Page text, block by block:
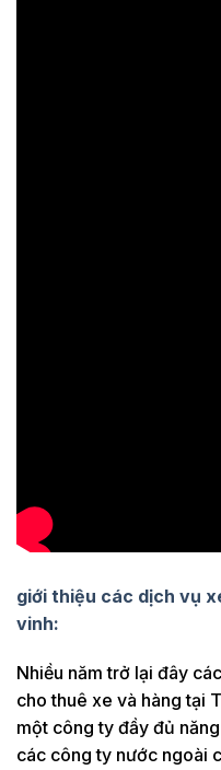
giới thiệu các dịch vụ
vinh:
Nhiều năm trở lại đây
cho thuê xe và hàng tại
một công ty đầy đủ
các công ty nước ngoài